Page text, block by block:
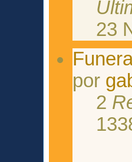
23
por
2